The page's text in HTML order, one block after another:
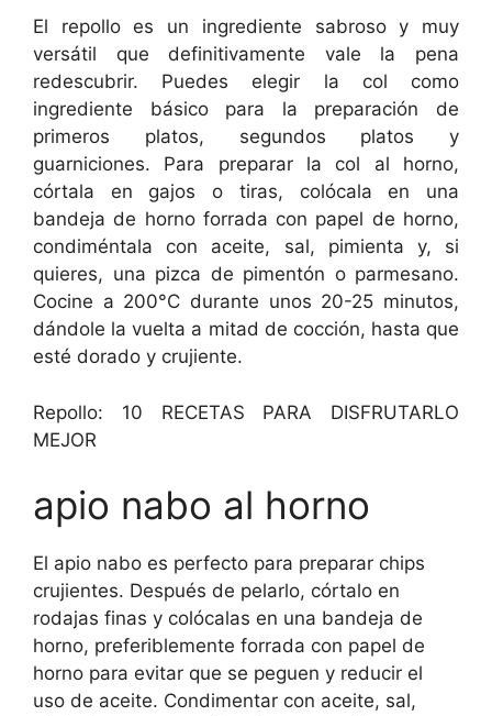
El repollo es un ingrediente sabroso y muy
versátil que definitivamente vale la pena
redescubrir. Puedes elegir la col como
ingrediente básico para la preparación de
primeros platos, segundos platos y
guarniciones. Para preparar la col al horno,
córtala en gajos o tiras, colócala en una
bandeja de horno forrada con papel de horno,
condiméntala con aceite, sal, pimienta y, si
quieres, una pizca de pimentón o parmesano.
Cocine a 200°C durante unos 20-25 minutos,
dándole la vuelta a mitad de cocción, hasta que
esté dorado y crujiente.
Repollo: 10 RECETAS PARA DISFRUTARLO
MEJOR
apio nabo al horno
El apio nabo es perfecto para preparar chips
crujientes. Después de pelarlo, córtalo en
rodajas finas y colócalas en una bandeja de
horno, preferiblemente forrada con papel de
horno para evitar que se peguen y reducir el
uso de aceite. Condimentar con aceite, sal,